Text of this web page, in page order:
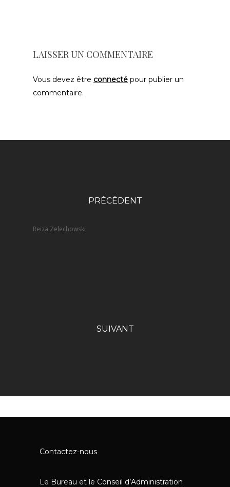
Reiza Zelechowski
LAISSER UN COMMENTAIRE
Vous devez être connecté pour publier un
commentaire.
PRÉCÉDENT
SUIVANT
Contactez-nous
Le Bureau et le Conseil d’Administration